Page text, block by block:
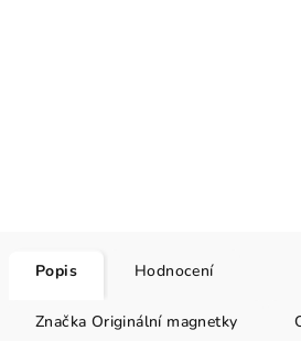
Popis Hodnocení
Značka Originální magnetky